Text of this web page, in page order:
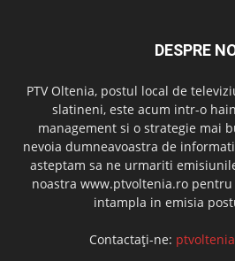
DESPRE
PTV Oltenia, postul local de
slatineni, este acum intr-o
management si o strategie mai
nevoia dumneavoastra de
asteptam sa ne urmariti
noastra www.ptvoltenia.ro pentru
intampla in emisia
Contactați-ne: